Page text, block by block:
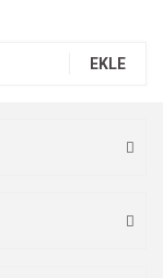
EKLE